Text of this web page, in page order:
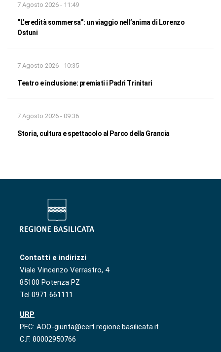
7 Agosto 2026 - 11:49
“L’eredità sommersa”: un viaggio nell’anima di Lorenzo
Ostuni
7 Agosto 2026 - 10:35
Teatro e inclusione: premiati i Padri Trinitari
7 Agosto 2026 - 09:36
Storia, cultura e spettacolo al Parco della Grancia
Contatti e indirizzi
Viale Vincenzo Verrastro, 4
85100 Potenza PZ
Tel 0971 661111
URP
PEC: AOO-giunta@cert.regione.basilicata.it
C.F. 80002950766